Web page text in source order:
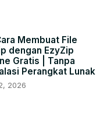
Membuat File
dengan EzyZip
Gratis | Tanpa
Perangkat Lunak
2026